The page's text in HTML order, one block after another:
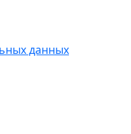
данных